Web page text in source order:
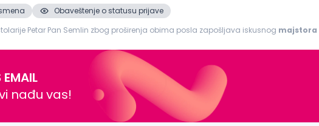
Obaveštenje o statusu prijave
Petar Pan Semlin zbog proširenja obima posla zapošljava iskusnog majstora
nađu vas!